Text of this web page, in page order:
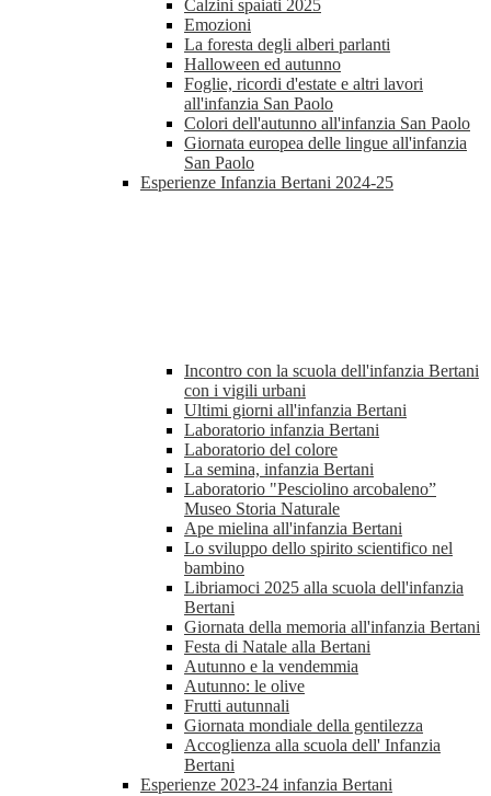
Calzini spaiati 2025
Emozioni
La foresta degli alberi parlanti
Halloween ed autunno
Foglie, ricordi d'estate e altri lavori
all'infanzia San Paolo
Colori dell'autunno all'infanzia San Paolo
Giornata europea delle lingue all'infanzia
San Paolo
Esperienze Infanzia Bertani 2024-25
Incontro con la scuola dell'infanzia Bertani
con i vigili urbani
Ultimi giorni all'infanzia Bertani
Laboratorio infanzia Bertani
Laboratorio del colore
La semina, infanzia Bertani
Laboratorio "Pesciolino arcobaleno”
Museo Storia Naturale
Ape mielina all'infanzia Bertani
Lo sviluppo dello spirito scientifico nel
bambino
Libriamoci 2025 alla scuola dell'infanzia
Bertani
Giornata della memoria all'infanzia Bertani
Festa di Natale alla Bertani
Autunno e la vendemmia
Autunno: le olive
Frutti autunnali
Giornata mondiale della gentilezza
Accoglienza alla scuola dell' Infanzia
Bertani
Esperienze 2023-24 infanzia Bertani